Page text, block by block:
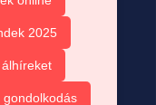
2025
gondolkodás